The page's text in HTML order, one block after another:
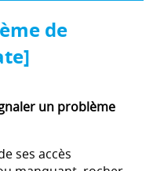
de
un problème
ses accès